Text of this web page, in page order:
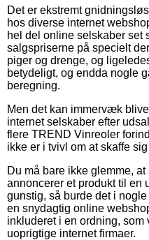
Det er ekstremt
hos diverse internet
hel del online selskaber
salgspriserne på specielt
piger og drenge, og
betydeligt, og endda nogle
beregning.
Men det kan immervæk
internet selskaber efter
flere TREND Vinreoler
ikke er i tvivl om at skaffe
Du må bare ikke glemme,
annoncerer et produkt til en
gunstig, så burde det i
en snydagtig online
inkluderet i en ordning,
uoprigtige internet firmaer.